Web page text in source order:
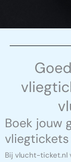
Boek jouw
Bij vlucht-ticket.nl